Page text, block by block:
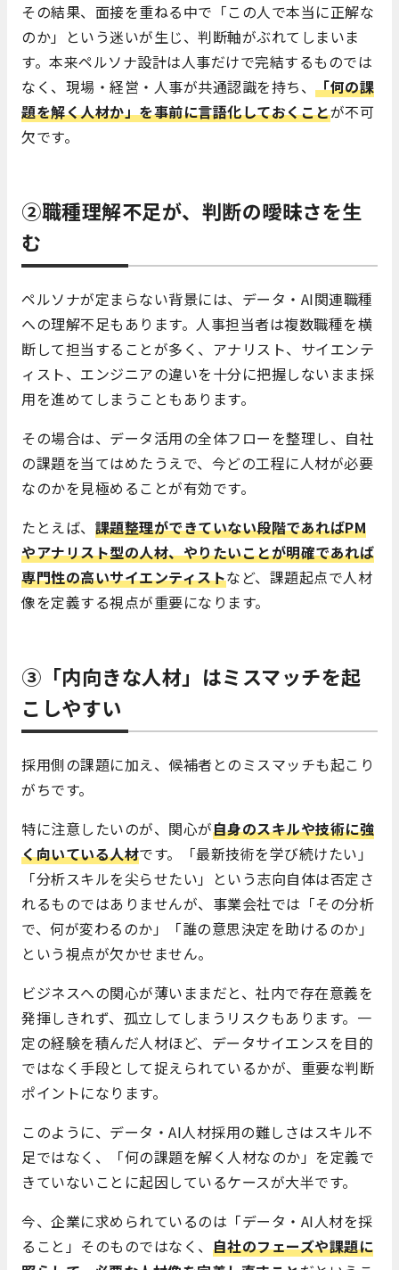
その結果、面接を重ねる中で「この人で本当に正解な
のか」という迷いが生じ、判断軸がぶれてしまいま
す。本来ペルソナ設計は人事だけで完結するものでは
なく、現場・経営・人事が共通認識を持ち、 「何の課
題を解く人材か」を事前に言語化しておくことが不可
欠です。
②職種理解不足が、判断の曖昧さを生
む
ペルソナが定まらない背景には、データ・AI関連職種
への理解不足もあります。人事担当者は複数職種を横
断して担当することが多く、アナリスト、サイエンテ
ィスト、エンジニアの違いを十分に把握しないまま採
用を進めてしまうこともあります。
その場合は、データ活用の全体フローを整理し、自社
の課題を当てはめたうえで、今どの工程に人材が必要
なのかを見極めることが有効です。
たとえば、 課題整理ができていない段階であればPM
やアナリスト型の人材、やりたいことが明確であれば
専門性の高いサイエンティストなど、課題起点で人材
像を定義する視点が重要になります。
③「内向きな人材」はミスマッチを起
こしやすい
採用側の課題に加え、候補者とのミスマッチも起こり
がちです。
特に注意したいのが、関心が自身のスキルや技術に強
く向いている人材です。「最新技術を学び続けたい」
「分析スキルを尖らせたい」という志向自体は否定さ
れるものではありませんが、事業会社では「その分析
で、何が変わるのか」「誰の意思決定を助けるのか」
という視点が欠かせません。
ビジネスへの関心が薄いままだと、社内で存在意義を
発揮しきれず、孤立してしまうリスクもあります。一
定の経験を積んだ人材ほど、データサイエンスを目的
ではなく手段として捉えられているかが、重要な判断
ポイントになります。
このように、データ・AI人材採用の難しさはスキル不
足ではなく、「何の課題を解く人材なのか」を定義で
きていないことに起因しているケースが大半です。
今、企業に求められているのは「データ・AI人材を採
ること」そのものではなく、 自社のフェーズや課題に